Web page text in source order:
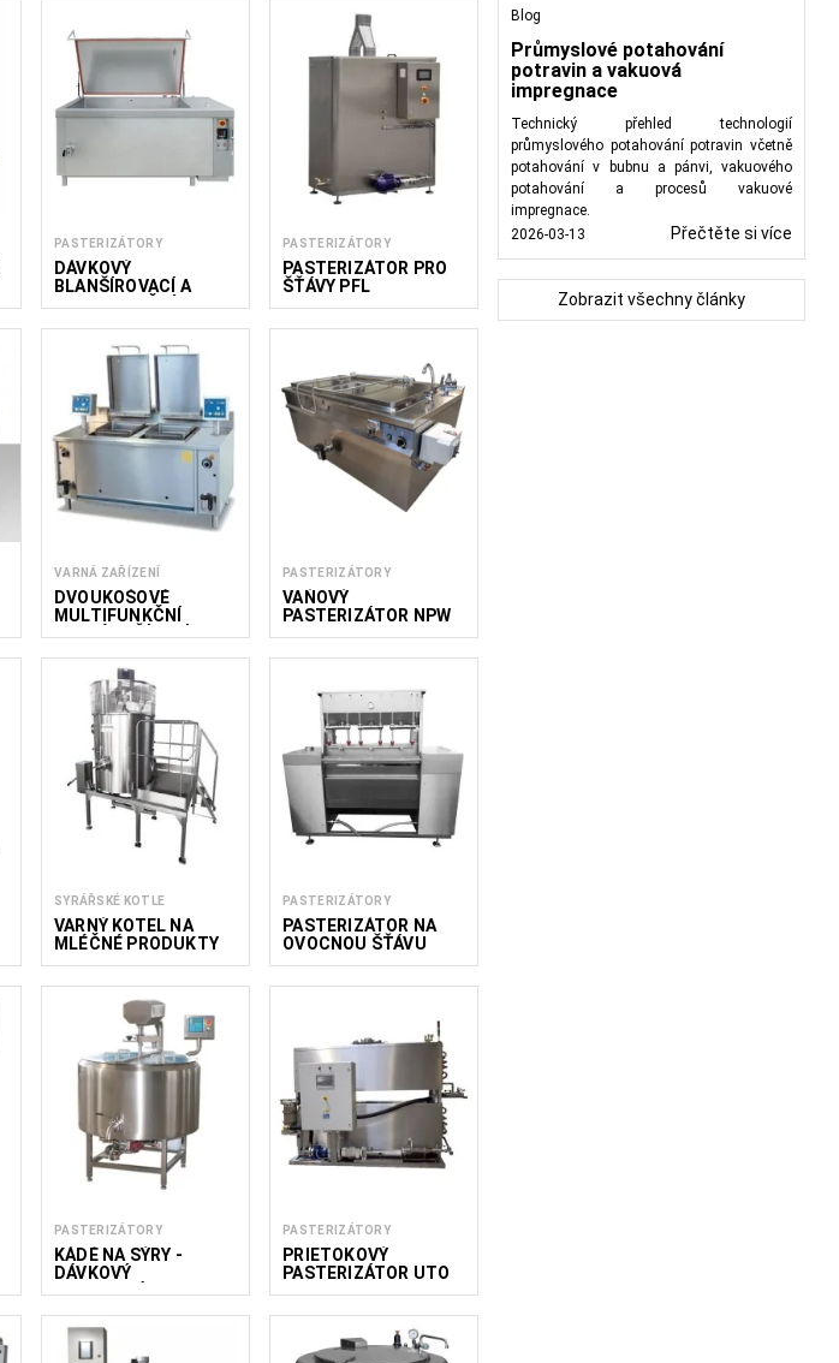
PASTERIZÁTORY
DÁVKOVÝ
BLANŠÍROVACÍ A
PASTERIZAČNÍ
PASTERIZÁTORY
PASTERIZÁTOR PRO
ŠŤÁVY PFL
VARNÁ ZAŘÍZENÍ
DVOUKOŠOVÉ
MULTIFUNKČNÍ
VARNÉ ZAŘÍZENÍ
PASTERIZÁTORY
VAŇOVÝ
PASTERIZÁTOR NPW
500
SYRÁŘSKÉ KOTLE
VARNÝ KOTEL NA
MLÉČNÉ PRODUKTY
DUE 500
PASTERIZÁTORY
PASTERIZÁTOR NA
OVOCNOU ŠŤÁVU
MGGP
PASTERIZÁTORY
KÁDĚ NA SÝRY -
DÁVKOVÝ
PASTERIZÁTOR CHV
PASTERIZÁTORY
PRIETOKOVÝ
PASTERIZÁTOR UTO
FLOW
Blog
Průmyslové potahování
potravin a vakuová
impregnace
Technický přehled technologií
průmyslového potahování potravin včetně
potahování v bubnu a pánvi, vakuového
potahování a procesů vakuové
impregnace.
2026-03-13
Přečtěte si více
Zobrazit všechny články